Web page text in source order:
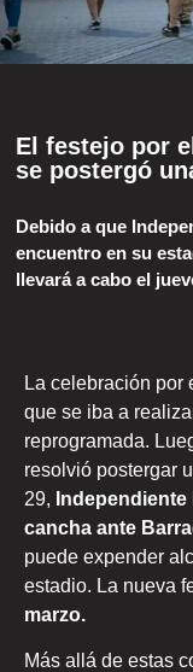
El festejo por
se postergó
Debido a que
encuentro en su
llevará a cabo el
La celebración por
que se iba a
reprogramada.
resolvió postergar
29,
cancha ante
puede expender
estadio. La nueva
marzo.
Más allá de estas